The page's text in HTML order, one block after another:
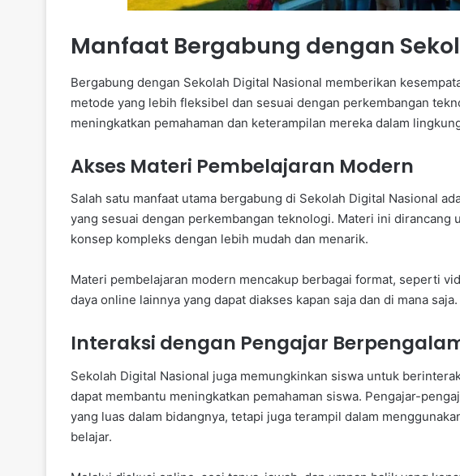
Manfaat Bergabung dengan
Bergabung dengan Sekolah Digital Nasional memberikan
metode yang lebih fleksibel dan sesuai dengan perkembangan
meningkatkan pemahaman dan keterampilan mereka dalam
Akses Materi Pembelajaran Modern
Salah satu manfaat utama bergabung di Sekolah Digital Nasional
yang sesuai dengan perkembangan teknologi. Materi ini dirancang
konsep kompleks dengan lebih mudah dan menarik.
Materi pembelajaran modern mencakup berbagai format, seperti
daya online lainnya yang dapat diakses kapan saja dan di mana saja.
Interaksi dengan Pengajar
Sekolah Digital Nasional juga memungkinkan siswa untuk
dapat membantu meningkatkan pemahaman siswa. Pengajar-
yang luas dalam bidangnya, tetapi juga terampil dalam
belajar.